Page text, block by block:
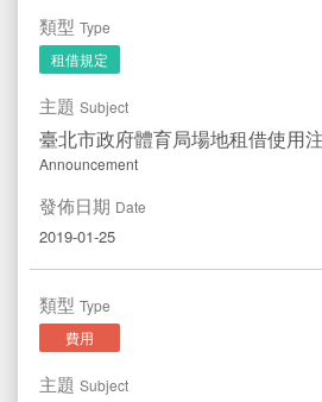
類型 Type
租借規定
主題 Subject
臺北市政府體育局場地租借使用
Announcement
發佈日期 Date
2019-01-25
類型 Type
費用
主題 Subject